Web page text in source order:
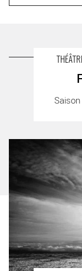
A
National de Nice
Timon
de Nice